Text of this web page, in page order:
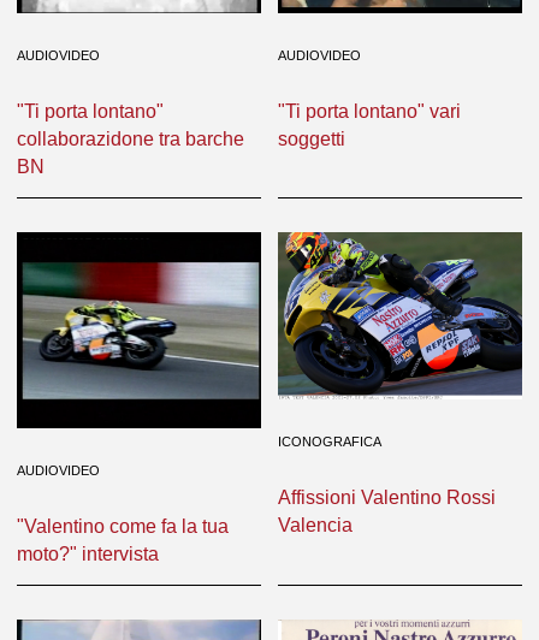
AUDIOVIDEO
"Ti porta lontano"
collaborazidone tra barche
BN
AUDIOVIDEO
"Ti porta lontano" vari
soggetti
AUDIOVIDEO
"Valentino come fa la tua
moto?" intervista
ICONOGRAFICA
Affissioni Valentino Rossi
Valencia